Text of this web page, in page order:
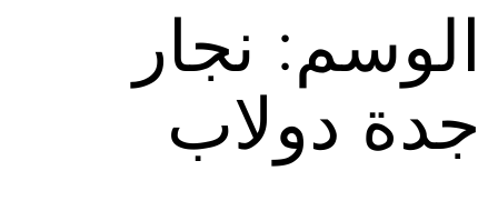
الوسم: نجار
جدة دولاب